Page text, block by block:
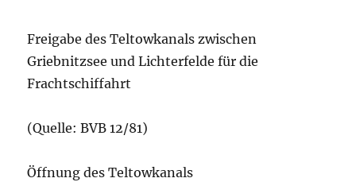
Freigabe des Teltowkanals zwischen
Griebnitzsee und Lichterfelde für die
Frachtschiffahrt
(Quelle: BVB 12/81)
Öffnung des Teltowkanals